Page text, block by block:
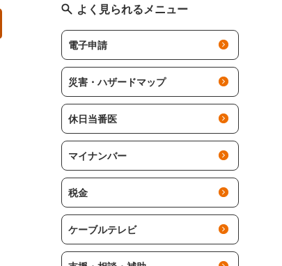
よく見られるメニュー
電子申請
災害・ハザードマップ
休日当番医
マイナンバー
税金
ケーブルテレビ